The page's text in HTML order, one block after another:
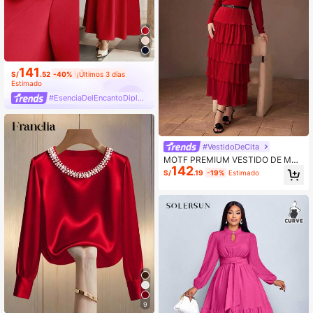
S/141 .52 -40% ¡Últimos 3 días
Estimado
#EsenciaDelEncantoDiplomático
9
#VestidoDeCita
MOTF PREMIUM VESTIDO DE MUJ
ER TALLA GRANDE COLOR LISO C
ON BAJO PLISADO EN CAPAS SIN
S/142.19 -19% Estimado